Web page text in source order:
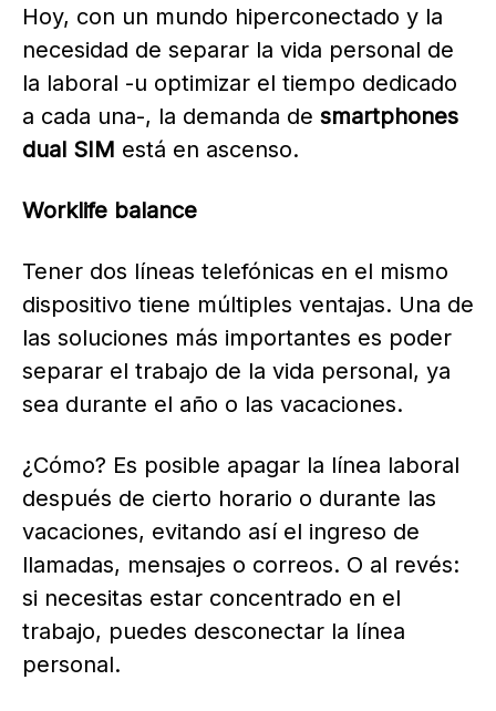
Hoy, con un mundo hiperconectado y la
necesidad de separar la vida personal de
la laboral -u optimizar el tiempo dedicado
a cada una-, la demanda de smartphones
dual SIM está en ascenso.
Worklife balance
Tener dos líneas telefónicas en el mismo
dispositivo tiene múltiples ventajas. Una de
las soluciones más importantes es poder
separar el trabajo de la vida personal, ya
sea durante el año o las vacaciones.
¿Cómo? Es posible apagar la línea laboral
después de cierto horario o durante las
vacaciones, evitando así el ingreso de
llamadas, mensajes o correos. O al revés:
si necesitas estar concentrado en el
trabajo, puedes desconectar la línea
personal.